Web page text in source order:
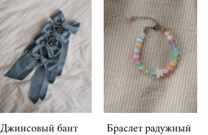
Джинсовый бант Браслет радужный